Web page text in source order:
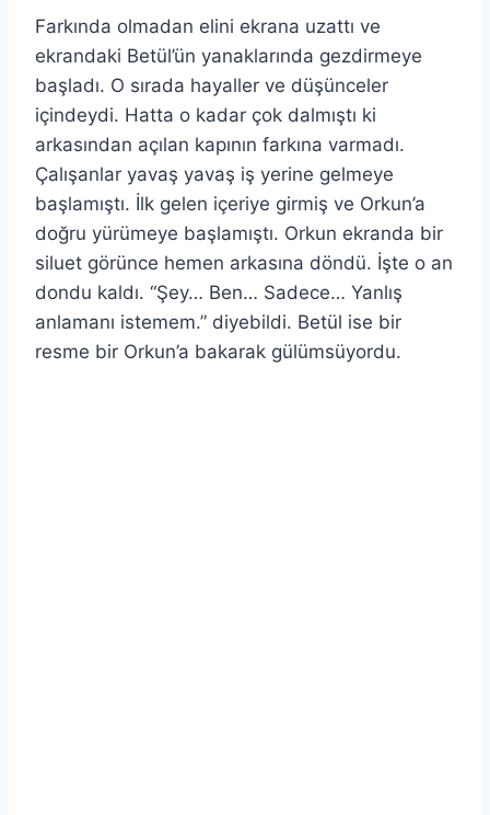
Farkında olmadan elini ekrana uzattı ve
ekrandaki Betül’ün yanaklarında gezdirmeye
başladı. O sırada hayaller ve düşünceler
içindeydi. Hatta o kadar çok dalmıştı ki
arkasından açılan kapının farkına varmadı.
Çalışanlar yavaş yavaş iş yerine gelmeye
başlamıştı. İlk gelen içeriye girmiş ve Orkun’a
doğru yürümeye başlamıştı. Orkun ekranda bir
siluet görünce hemen arkasına döndü. İşte o an
dondu kaldı. “Şey… Ben… Sadece… Yanlış
anlamanı istemem.” diyebildi. Betül ise bir
resme bir Orkun’a bakarak gülümsüyordu.